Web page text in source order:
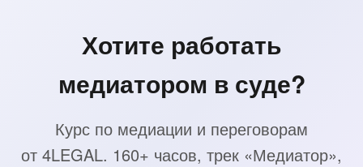
Хотите работать
медиатором в суде?
Курс по медиации и переговорам
от 4LEGAL. 160+ часов, трек «Медиатор»,